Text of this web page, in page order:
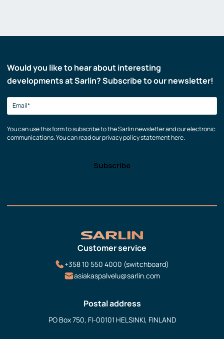
Would you like to hear about interesting
developments at Sarlin? Subscribe to our newsletter!
You can use this form to subscribe to the Sarlin newsletter and our electronic
communications. You can read our privacy policy statement here.
Customer service
+358 10 550 4000 (switchboard)
asiakaspalvelu@sarlin.com
Postal address
PO Box 750, FI-00101 HELSINKI, FINLAND